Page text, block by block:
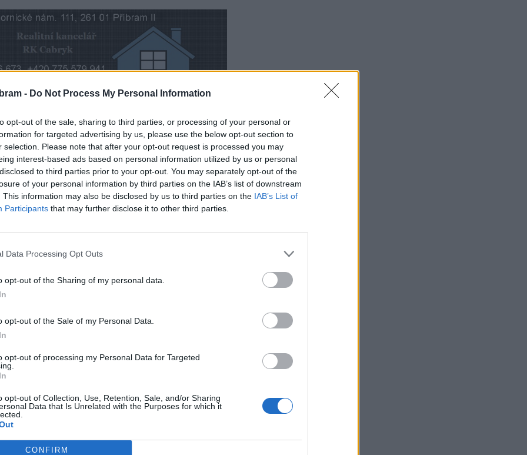
- Do Not Process My Personal Information
opt-out of the sale, sharing to third parties, or processing of your personal or
for targeted advertising by us, please use the below opt-out section to
selection. Please note that after your opt-out request is processed you may
interest-based ads based on personal information utilized by us or personal
to third parties prior to your opt-out. You may separately opt-out of the
of your personal information by third parties on the IAB’s list of downstream
This information may also be disclosed by us to third parties on the IAB’s List of
Participants that may further disclose it to other third parties.
Data Processing Opt Outs
opt-out of the Sharing of my personal data.
opt-out of the Sale of my Personal Data.
opt-out of processing my Personal Data for Targeted
opt-out of Collection, Use, Retention, Sale, and/or Sharing
Data that Is Unrelated with the Purposes for which it
CONFIRM
o historii hornictví v Příbrami spisovatel Josef
proměnách času a má tři kapitoly, 208 stran a na 620
se těžbou stříbra, stříbrnou hutí i uranovým
Příbram